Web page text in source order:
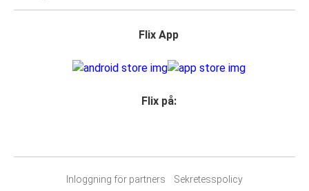
Flix App
Flix på:
Inloggning för partners
Sekretesspolicy